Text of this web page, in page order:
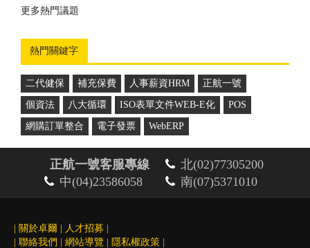
更多熱門議題
熱門關鍵字
二代健保 補充保費 人事薪資HRM 正航一號
個資法 八大循環 ISO表單文件WEB-E化 POS
網購訂單整合 電子發票 WebERP
正航一號客服專線
北(02)77305200
中(04)23586058
南(07)5371010
關於卓爾 人才招募
聯絡我們 網站導覽 隱私權政策